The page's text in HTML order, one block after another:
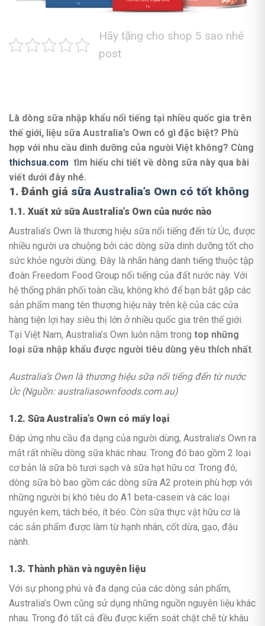
Hãy tặng cho shop 5 sao nhé
post
Là dòng sữa nhập khẩu nổi tiếng tại nhiều quốc gia trên
thế giới, liệu sữa Australia’s Own có gì đặc biệt? Phù
hợp với nhu cầu dinh dưỡng của người Việt không? Cùng
thichsua.com tìm hiểu chi tiết về dòng sữa này qua bài
viết dưới đây nhé.
1. Đánh giá sữa Australia’s Own có tốt không
1.1. Xuất xứ sữa Australia’s Own của nước nào
Australia’s Own là thương hiệu sữa nổi tiếng đến từ Úc, được
nhiều người ưa chuộng bởi các dòng sữa dinh dưỡng tốt cho
sức khỏe người dùng. Đây là nhãn hàng danh tiếng thuộc tập
đoàn Freedom Food Group nổi tiếng của đất nước này. Với
hệ thống phân phối toàn cầu, không khó để bạn bắt gặp các
sản phẩm mang tên thương hiệu này trên kệ của các cửa
hàng tiện lợi hay siêu thị lớn ở nhiều quốc gia trên thế giới.
Tại Việt Nam, Australia’s Own luôn nằm trong top những
loại sữa nhập khẩu được người tiêu dùng yêu thích nhất.
Australia’s Own là thương hiệu sữa nổi tiếng đến từ nước
Úc (Nguồn: australiasownfoods.com.au)
1.2. Sữa Australia’s Own có mấy loại
Đáp ứng nhu cầu đa dạng của người dùng, Australia’s Own ra
mắt rất nhiều dòng sữa khác nhau. Trong đó bao gồm 2 loại
cơ bản là sữa bò tươi sạch và sữa hạt hữu cơ. Trong đó,
dòng sữa bò bao gồm các dòng sữa A2 protein phù hợp với
những người bị khó tiêu do A1 beta-casein và các loại
nguyên kem, tách béo, ít béo. Còn sữa thực vật hữu cơ là
các sản phẩm được làm từ hạnh nhân, cốt dừa, gạo, đậu
nành.
1.3. Thành phần và nguyên liệu
Với sự phong phú và đa dạng của các dòng sản phẩm,
Australia’s Own cũng sử dụng những nguồn nguyên liệu khác
nhau. Trong đó tất cả đều được kiểm soát chặt chẽ từ khâu